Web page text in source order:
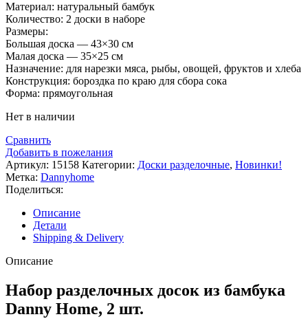
Материал: натуральный бамбук
Количество: 2 доски в наборе
Размеры:
Большая доска — 43×30 см
Малая доска — 35×25 см
Назначение: для нарезки мяса, рыбы, овощей, фруктов и хлеба
Конструкция: бороздка по краю для сбора сока
Форма: прямоугольная
Нет в наличии
Сравнить
Добавить в пожелания
Артикул: 15158 Категории: Доски разделочные, Новинки!
Метка: Dannyhome
Поделиться:
Описание
Детали
Shipping & Delivery
Описание
Набор разделочных досок из бамбука
Danny Home, 2 шт.